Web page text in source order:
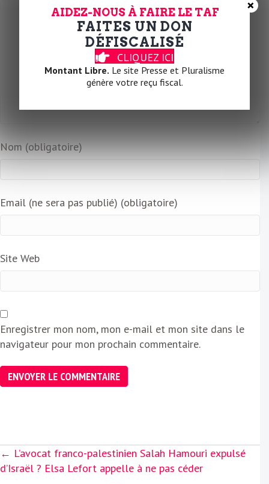
Nom (obligatoire)
Email (ne sera pas publié) (obligatoire)
Site Web
Enregistrer mon nom, mon e-mail et mon site dans le
navigateur pour mon prochain commentaire.
Posts
navigation
← L’avocat franco-palestinien Salah Hamouri expulsé
d’Israël ? Elsa Lefort appelle à ne pas céder
AIDEZ-NOUS À FAIRE LE TAF
FAITES UN DON
DÉFISCALISÉ
CLIQUEZ ICI
Montant Libre. Le site Presse et Pluralisme
génère votre reçu fiscal.
×